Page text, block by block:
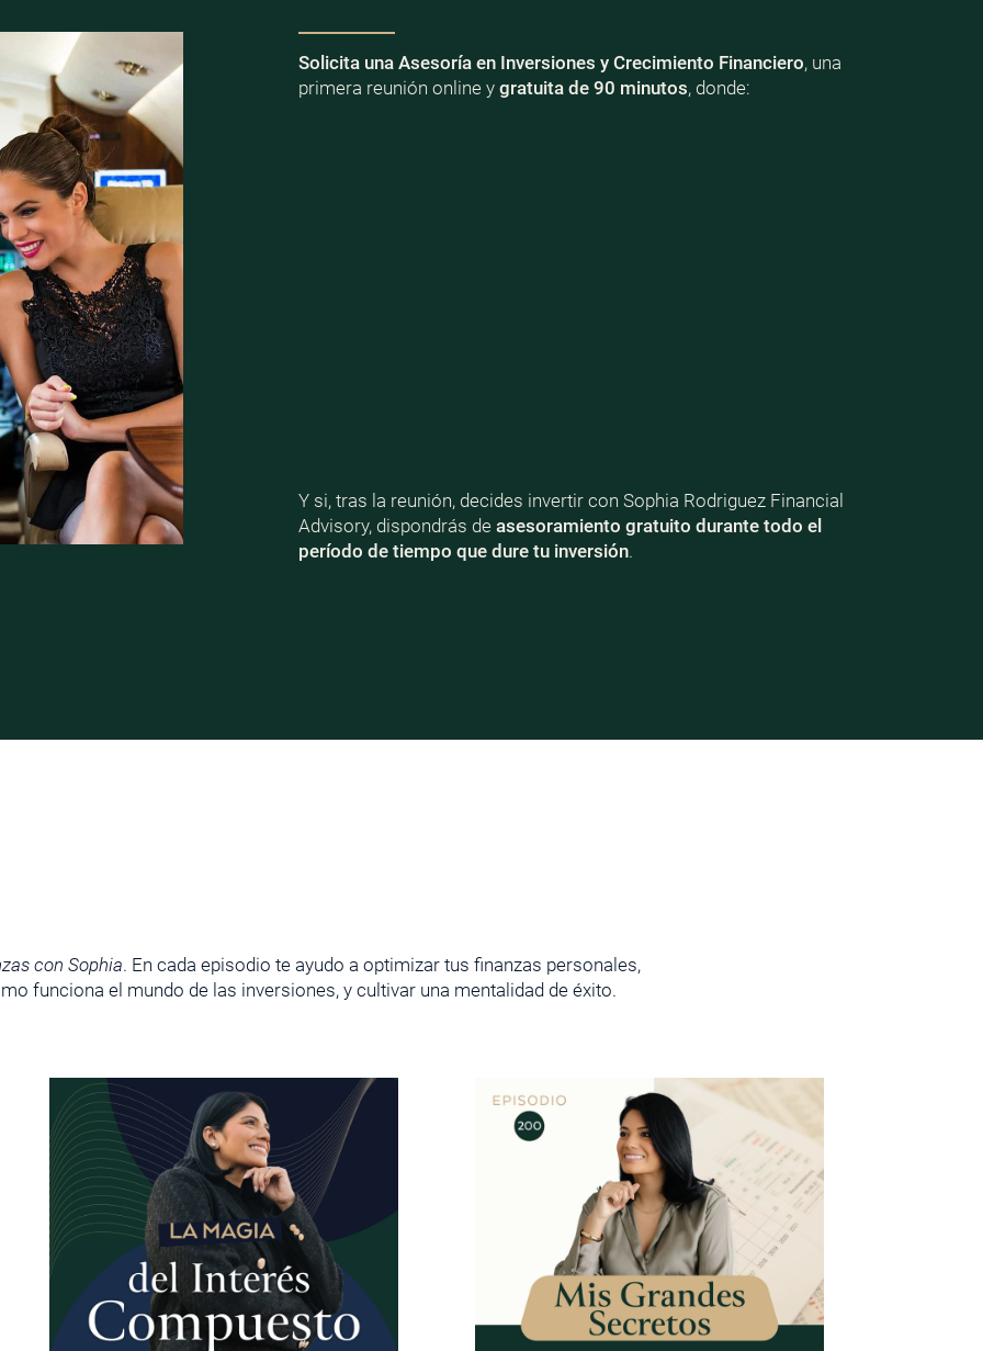
Solicita una Asesoría en Inversiones y Crecimiento Financiero, una
primera reunión online ygratuita de 90 minutos, donde:
Y si, tras la reunión, decides invertir con Sophia Rodriguez Financial
Advisory, dispondrás deasesoramiento gratuito durante todo el
período de tiempo que dure tu inversión.
con Sophia. En cada episodio te ayudo a optimizar tus finanzas personales,
funciona el mundo de las inversiones, y cultivar una mentalidad de éxito.
PÁGINA
PÁGINA
PÁGINAPÁGINA